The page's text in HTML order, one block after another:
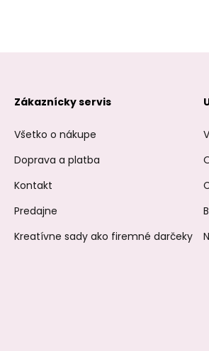
Zákaznícky servis
Všetko o nákupe
Doprava a platba
Kontakt
Predajne
Kreatívne sady ako firemné darčeky